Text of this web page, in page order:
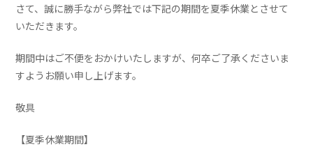
さて、誠に勝手ながら弊社では下記の期間を夏季休業とさせて
いただきます。
期間中はご不便をおかけいたしますが、何卒ご了承くださいま
すようお願い申し上げます。
敬具
【夏季休業期間】